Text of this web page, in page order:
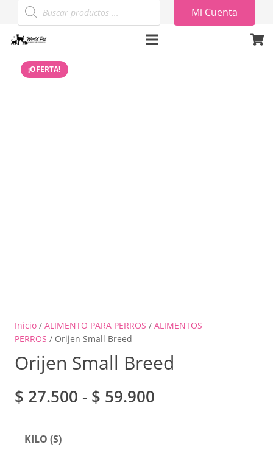
Búsqueda
de
productos
Mi Cuenta
¡OFERTA!
Inicio / ALIMENTO PARA PERROS / ALIMENTOS
PERROS / Orijen Small Breed
Orijen Small Breed
$ 27.500 - $ 59.900
KILO (S)